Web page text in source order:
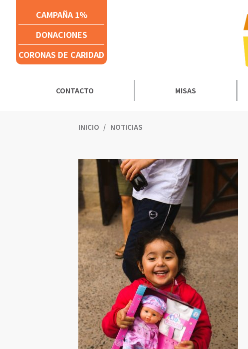
CAMPAÑA 1%
DONACIONES
CORONAS DE CARIDAD
CONTACTO MISAS
INICIO NOTICIAS